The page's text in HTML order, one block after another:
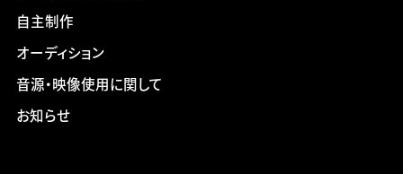
自主制作
オーディション
音源・映像使用に関して
お知らせ